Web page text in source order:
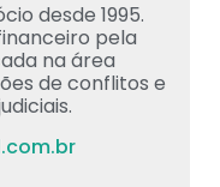
desde 1995.
pela
na área
de conflitos e